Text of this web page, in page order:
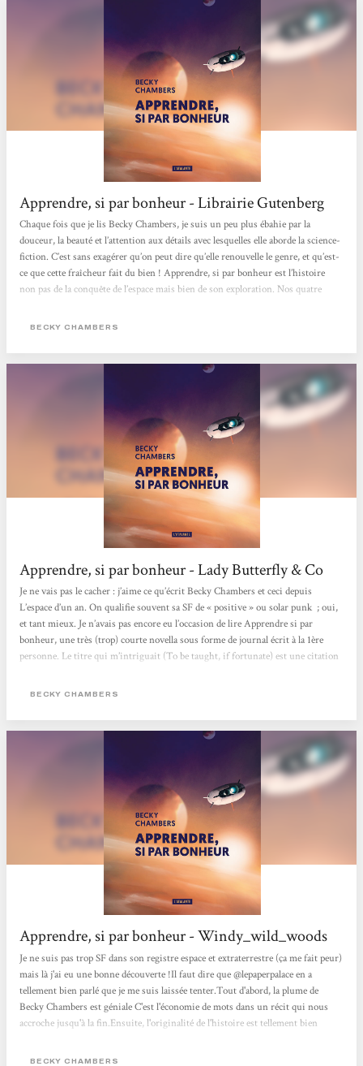
Apprendre, si par bonheur - Librairie Gutenberg
Chaque fois que je lis Becky Chambers, je suis un peu plus ébahie par la
douceur, la beauté et l’attention aux détails avec lesquelles elle aborde la science-
fiction. C’est sans exagérer qu’on peut dire qu’elle renouvelle le genre, et qu’est-
ce que cette fraîcheur fait du bien ! Apprendre, si par bonheur est l’histoire
non pas de la conquête de l’espace mais bien de son exploration. Nos quatre
qu’à en apprendre plus sur l’histoire de la terre en parcourant l’Espace. Nous
BECKY CHAMBERS
Apprendre, si par bonheur - Lady Butterfly & Co
Je ne vais pas le cacher : j’aime ce qu’écrit Becky Chambers et ceci depuis
L’espace d’un an. On qualifie souvent sa SF de « positive » ou solar punk ; oui,
et tant mieux. Je n’avais pas encore eu l’occasion de lire Apprendre si par
bonheur, une très (trop) courte novella sous forme de journal écrit à la 1ère
personne. Le titre qui m’intriguait (To be taught, if fortunate) est une citation
sonde Voyager, en 1977. Nous suivons un petit équipage,...
BECKY CHAMBERS
Apprendre, si par bonheur - Windy_wild_woods
Je ne suis pas trop SF dans son registre espace et extraterrestre (ça me fait peur)
mais là j'ai eu une bonne découverte !Il faut dire que @lepaperpalace en a
tellement bien parlé que je me suis laissée tenter.Tout d'abord, la plume de
Becky Chambers est géniale C'est l'économie de mots dans un récit qui nous
accroche jusqu'à la fin.Ensuite, l'originalité de l'histoire est tellement bien
domaine !C'est sans aucun doute une de mes lectures coup de cœur de l'année
BECKY CHAMBERS